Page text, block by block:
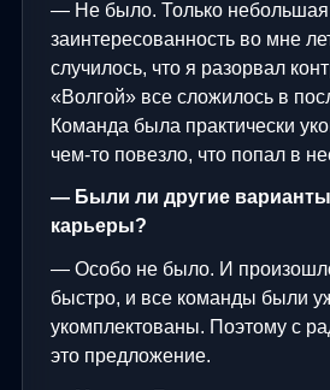
— Не было. Только небольшая
заинтересованность во мне
случилось, что я разорвал
«Волгой» все сложилось в
Команда была практически
чем-то повезло, что попал в
— Были ли другие
карьеры?
— Особо не было. И
быстро, и все команды были
укомплектованы. Поэтому с
это предложение.